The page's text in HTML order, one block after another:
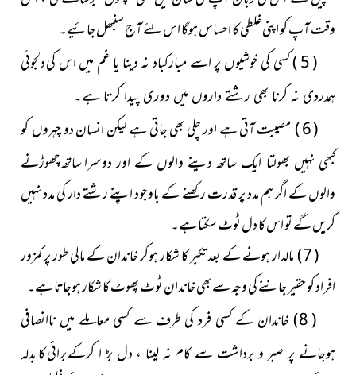
وقت آپ کو اپنی غلطی کا احساس ہوگا اس لئے آج سنبھل جائیے۔
( 5 ) کسی کی خوشیوں پر اسے مبارکباد نہ دینا یا غم میں اس کی
دلجوئی
ہمدردی نہ کرنا بھی رشتے داروں میں دوری پیدا کرتا ہے۔
( 6 ) مصیبت آتی ہے اور چلی بھی جاتی ہے لیکن انسان دو
چہروں کو
کبھی نہیں بھولتا ایک ساتھ دینے والوں کے اور دوسراساتھ چھوڑنے
والوں کے اگر ہم مدد پر قدرت رکھنےکے باوجود اپنے رشتے دار کی مدد نہیں
کریں گے تو اس کا دل ٹوٹ سکتا ہے۔
( 7 ) مالدار ہونے کے بعد تکبر کا شکار ہوکر خاندان کے مالی طور پر کمزور
افراد کو حقیر جاننے کی وجہ سے بھی خاندان ٹوٹ پھوٹ کا شکار ہوجاتا ہے۔
( 8 ) خاندان کے کسی فرد کی طرف سے کسی معاملے میں
ناانصافی
ہوجانے پر صبر و برداشت سے کام نہ لینا ، دل بڑ ا کرکےبرائی کا بدلہ